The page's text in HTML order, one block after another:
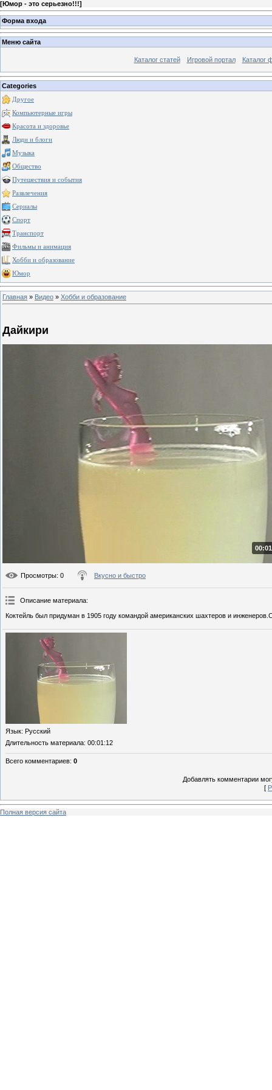
[Юмор - это серьезно!!!]
Форма входа
Меню сайта
Каталог статей Игровой портал Каталог
Categories
Другое
Компьютерные игры
Красота и здоровье
Люди и блоги
Музыка
Общество
Путешествия и события
Развлечения
Сериалы
Спорт
Транспорт
Фильмы и анимация
Хобби и образование
Юмор
Главная » Видео » Хобби и образование
Дайкири
Просмотры: 0 Вкусно и быстро
Описание материала:
Коктейль был придуман в 1905 году командой американских шахтеров и
Язык: Русский
Длительность материала: 00:01:12
Всего комментариев: 0
Добавлять комментарии
[
Полная версия сайта